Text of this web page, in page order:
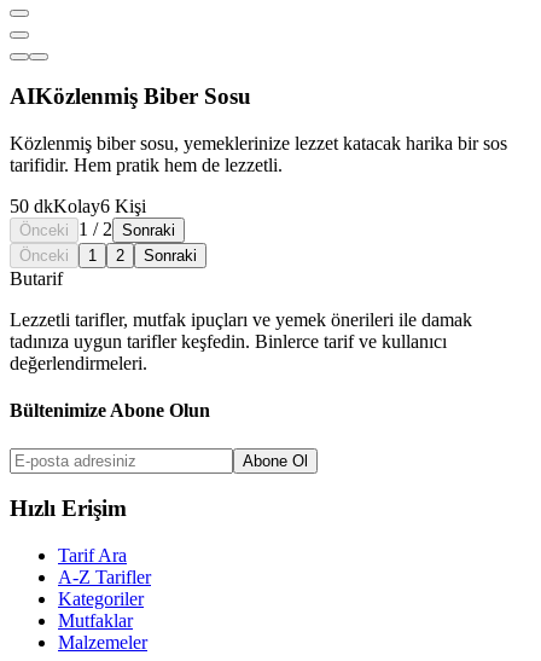
AIKözlenmiş Biber Sosu
Közlenmiş biber sosu, yemeklerinize lezzet katacak harika bir sos
tarifidir. Hem pratik hem de lezzetli.
50 dkKolay6 Kişi
Önceki 1 / 2 Sonraki
Önceki
1 2 Sonraki
Butarif
Lezzetli tarifler, mutfak ipuçları ve yemek önerileri ile damak
tadınıza uygun tarifler keşfedin. Binlerce tarif ve kullanıcı
değerlendirmeleri.
Bültenimize Abone Olun
Abone Ol
Hızlı Erişim
Tarif Ara
A-Z Tarifler
Kategoriler
Mutfaklar
Malzemeler